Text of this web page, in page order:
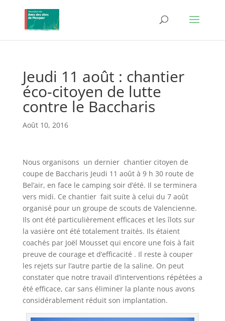
Jeudi 11 août : chantier
éco-citoyen de lutte
contre le Baccharis
Août 10, 2016
Nous organisons un dernier chantier citoyen de
coupe de Baccharis Jeudi 11 août à 9 h 30 route de
Bel’air, en face le camping soir d’été. Il se terminera
vers midi. Ce chantier fait suite à celui du 7 août
organisé pour un groupe de scouts de Valencienne.
Ils ont été particulièrement efficaces et les îlots sur
la vasière ont été totalement traités. Ils étaient
coachés par Joël Mousset qui encore une fois à fait
preuve de courage et d’efficacité . Il reste à couper
les rejets sur l’autre partie de la saline. On peut
constater que notre travail d’interventions répétées a
été efficace, car sans éliminer la plante nous avons
considérablement réduit son implantation.